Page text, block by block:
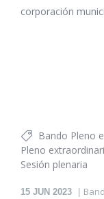
corporación
Bando Pleno
Pleno
Sesión plenaria
15 JUN 2023